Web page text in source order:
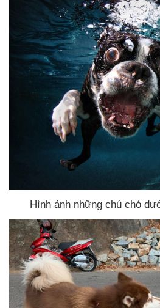
Hình ảnh những chú chó